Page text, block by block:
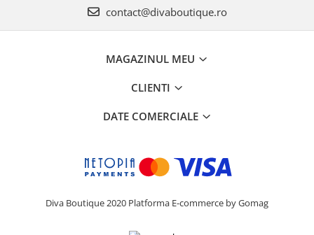
contact@divaboutique.ro
MAGAZINUL MEU
CLIENTI
DATE COMERCIALE
Diva Boutique 2020 Platforma E-commerce by Gomag